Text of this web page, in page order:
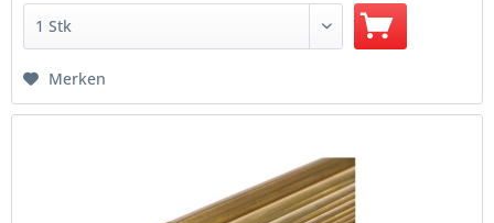
Merken